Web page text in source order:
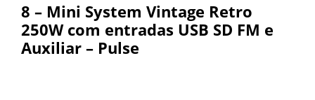
8 – Mini System Vintage Retro
250W com entradas USB SD FM e
Auxiliar – Pulse